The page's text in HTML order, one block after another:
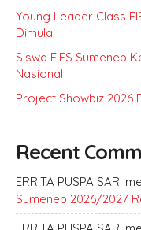
Young Leader Class
Dimulai
Siswa FIES Sumenep
Nasional
Project Showbiz 2026
Recent
ERRITA PUSPA SARI
Sumenep 2026/2027